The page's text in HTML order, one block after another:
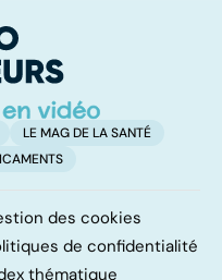
LE MAG DE LA SANTÉ
des cookies
de confidentialité
thématique